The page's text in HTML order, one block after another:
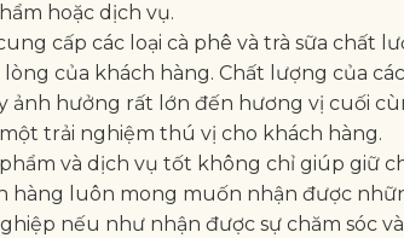
hoặc dịch vụ.
cấp các loại cà phê và trà sữa
lòng của khách hàng. Chất lượng của
ảnh hưởng rất lớn đến hương vị cuối
trải nghiệm thú vị cho khách hàng.
và dịch vụ tốt không chỉ giúp giữ
hàng luôn mong muốn nhận được
nếu như nhận được sự chăm sóc